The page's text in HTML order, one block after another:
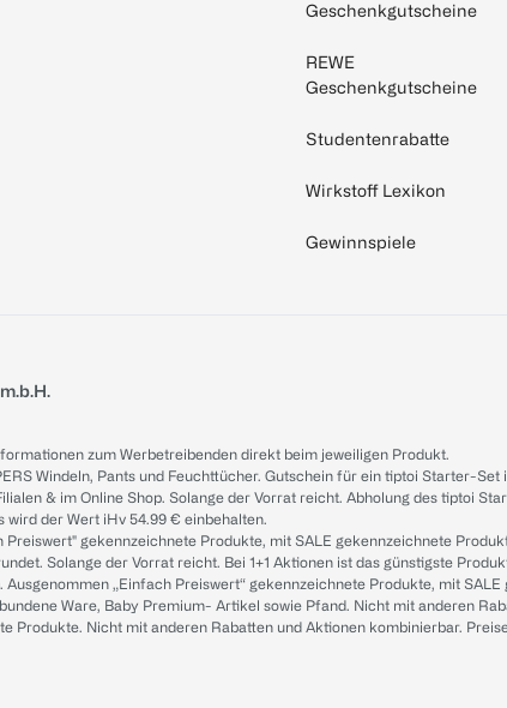
Geschenkgutscheine
REWE
Geschenkgutscheine
Studentenrabatte
Wirkstoff Lexikon
Gewinnspiele
zum Werbetreibenden direkt beim jeweiligen Produkt.
Windeln, Pants und Feuchttücher. Gutschein für ein tiptoi Starter-
& im Online Shop. Solange der Vorrat reicht. Abholung des tiptoi
der Wert iHv 54.99 € einbehalten.
Preiswert" gekennzeichnete Produkte, mit SALE gekennzeichnete
Solange der Vorrat reicht. Bei 1+1 Aktionen ist das günstigste
Ausgenommen „Einfach Preiswert“ gekennzeichnete Produkte, mit
Ware, Baby Premium- Artikel sowie Pfand. Nicht mit anderen
Produkte. Nicht mit anderen Rabatten und Aktionen kombinierbar.